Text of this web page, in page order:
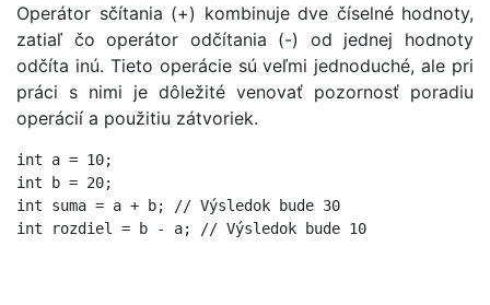
Operátor sčítania (+) kombinuje dve číselné hodnoty,
zatiaľ čo operátor odčítania (-) od jednej hodnoty
odčíta inú. Tieto operácie sú veľmi jednoduché, ale pri
práci s nimi je dôležité venovať pozornosť poradiu
operácií a použitiu zátvoriek.
int a = 10;
int b = 20;
int suma = a + b; // Výsledok bude 30
int rozdiel = b - a; // Výsledok bude 10